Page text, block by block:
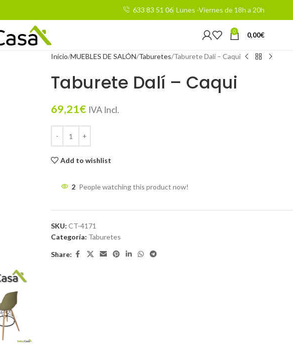
633 83 51 06 Lunes -Viernes de 18h a 20h
0 0,00€
Inicio MUEBLES DE SALÓN Taburetes Taburete Dalí – Caqui
Taburete Dalí – Caqui
69,21€ IVA Incl.
Add to wishlist
2 People watching this product now!
SKU: CT-4171
Categoría: Taburetes
Share: